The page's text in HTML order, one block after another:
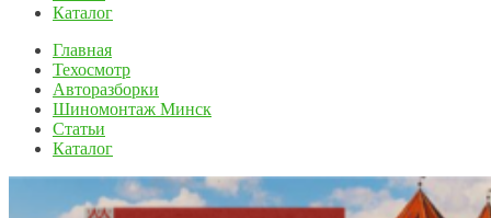
Каталог
Главная
Техосмотр
Авторазборки
Шиномонтаж Минск
Статьи
Каталог